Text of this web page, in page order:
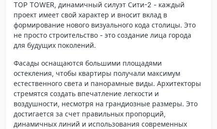
TOP TOWER, динамичный силуэт Сити-2 - каждый
проект имеет свой характер и вносит вклад в
формирование нового визуального кода столицы. Это
не просто строительство - это создание лица города
для будущих поколений.
Фасады оснащаются большими площадями
остекления, чтобы квартиры получали максимум
естественного света и панорамные виды. Архитекторы
стремятся создать впечатление легкости и
воздушности, несмотря на грандиозные размеры. Это
достигается за счет правильных пропорций,
динамичных линий и использования современных